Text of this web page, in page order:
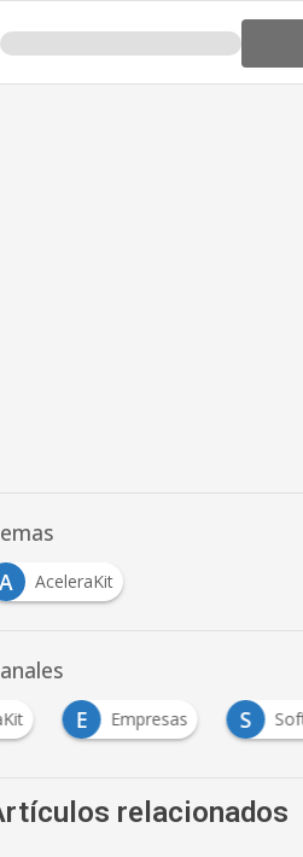
A
AceleraKit
E Empresas S
relacionados